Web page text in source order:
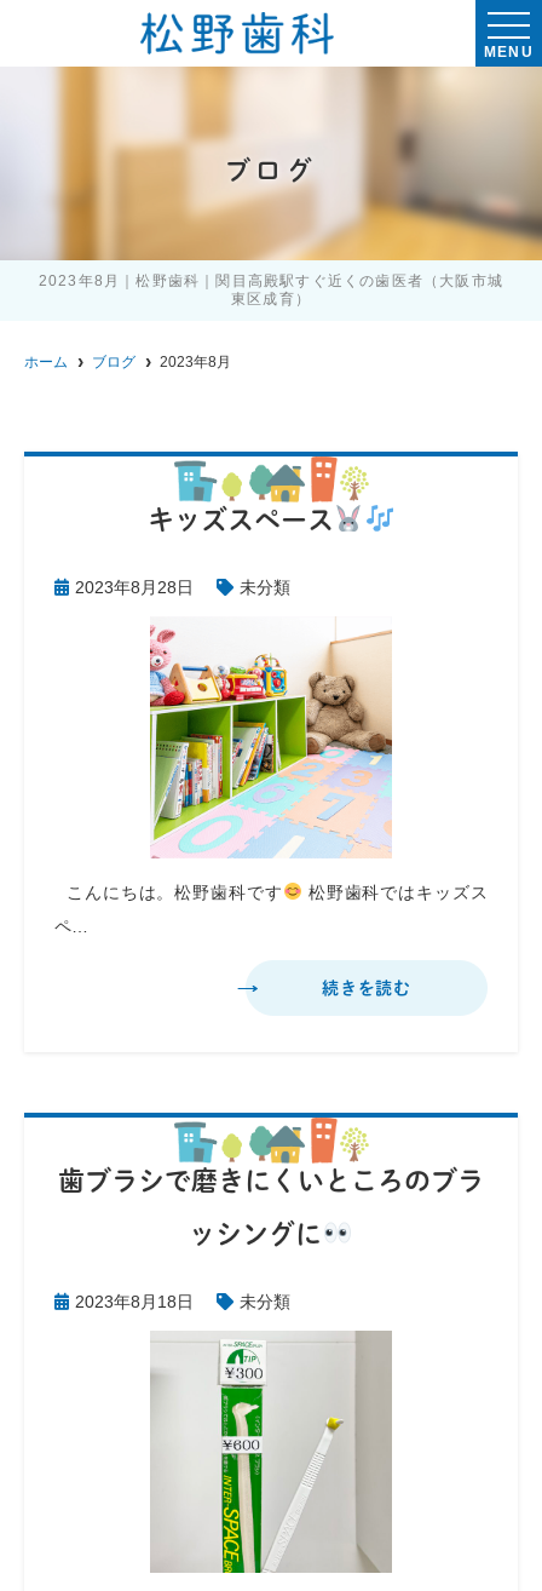
MENU
ブログ
2023年8月｜松野歯科｜関目高殿駅すぐ近くの歯医者（大阪市城
東区成育）
ホーム ブログ 2023年8月
キッズスペース
2023年8月28日 未分類
こんにちは。松野歯科です
松野歯科ではキッズス
ペ…
続きを読む
歯ブラシで磨きにくいところのブラ
ッシングに
2023年8月18日 未分類